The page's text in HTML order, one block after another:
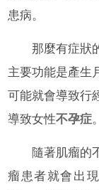
患病。
那麼有症狀
主要功能是產生
可能就會導致行
導致女性不孕症。
隨著肌瘤的
瘤患者就會出